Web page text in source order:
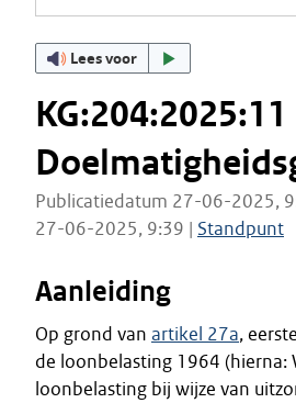
Lees voor
KG:204:2025:11
Publicatiedatum 27-06-2025,
27-06-2025, 9:39 | Standpunt
Aanleiding
Op grond van artikel 27a,
de loonbelasting 1964 (hierna:
loonbelasting bij wijze van